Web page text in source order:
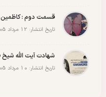
قسمت دوم : کاظمین
تاریخ انتشار: 12 مرداد 1405
شهادت آیت الله شیخ
تاریخ انتشار: 10 مرداد 1405